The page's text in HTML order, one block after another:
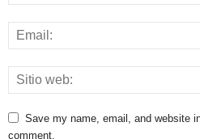
Save my name, email, and website
comment.